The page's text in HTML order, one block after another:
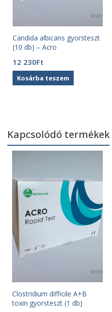
Candida albicans gyorsteszt
(10 db) – Acro
12 230Ft
Kosárba teszem
Kapcsolódó termékek
Clostridium difficile A+B
toxin gyorsteszt (1 db)